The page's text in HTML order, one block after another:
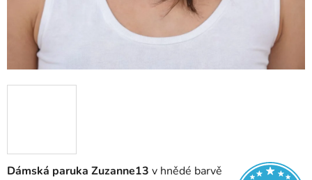
Dámská paruka Zuzanne13 v hnědé barvě